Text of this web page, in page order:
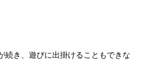
続き、遊びに出掛けることもできな